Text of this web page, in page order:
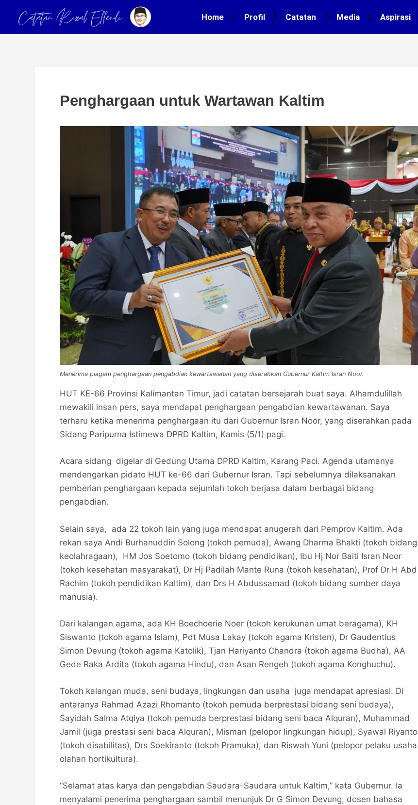
content
Home Profil Catatan Media Aspirasi
Penghargaan untuk Wartawan Kaltim
Menerima piagam penghargaan pengabdian kewartawanan yang diserahkan Gubernur Kaltim Isran Noor.
HUT KE-66 Provinsi Kalimantan Timur, jadi catatan bersejarah buat saya. Alhamdulillah
mewakili insan pers, saya mendapat penghargaan pengabdian kewartawanan. Saya
terharu ketika menerima penghargaan itu dari Gubernur Isran Noor, yang diserahkan pada
Sidang Paripurna Istimewa DPRD Kaltim, Kamis (5/1) pagi.
Acara sidang digelar di Gedung Utama DPRD Kaltim, Karang Paci. Agenda utamanya
mendengarkan pidato HUT ke-66 dari Gubernur Isran. Tapi sebelumnya dilaksanakan
pemberian penghargaan kepada sejumlah tokoh berjasa dalam berbagai bidang
pengabdian.
Selain saya, ada 22 tokoh lain yang juga mendapat anugerah dari Pemprov Kaltim. Ada
rekan saya Andi Burhanuddin Solong (tokoh pemuda), Awang Dharma Bhakti (tokoh bidang
keolahragaan), HM Jos Soetomo (tokoh bidang pendidikan), Ibu Hj Nor Baiti Isran Noor
(tokoh kesehatan masyarakat), Dr Hj Padilah Mante Runa (tokoh kesehatan), Prof Dr H Abd
Rachim (tokoh pendidikan Kaltim), dan Drs H Abdussamad (tokoh bidang sumber daya
manusia).
Dari kalangan agama, ada KH Boechoerie Noer (tokoh kerukunan umat beragama), KH
Siswanto (tokoh agama Islam), Pdt Musa Lakay (tokoh agama Kristen), Dr Gaudentius
Simon Devung (tokoh agama Katolik), Tjan Hariyanto Chandra (tokoh agama Budha), AA
Gede Raka Ardita (tokoh agama Hindu), dan Asan Rengeh (tokoh agama Konghuchu).
Tokoh kalangan muda, seni budaya, lingkungan dan usaha juga mendapat apresiasi. Di
antaranya Rahmad Azazi Rhomanto (tokoh pemuda berprestasi bidang seni budaya),
Sayidah Salma Atqiya (tokoh pemuda berprestasi bidang seni baca Alquran), Muhammad
Jamil (juga prestasi seni baca Alquran), Misman (pelopor lingkungan hidup), Syawal Riyanto
(tokoh disabilitas), Drs Soekiranto (tokoh Pramuka), dan Riswah Yuni (pelopor pelaku usaha
olahan hortikultura).
“Selamat atas karya dan pengabdian Saudara-Saudara untuk Kaltim,” kata Gubernur. Ia
menyalami penerima penghargaan sambil menunjuk Dr G Simon Devung, dosen bahasa
navigation